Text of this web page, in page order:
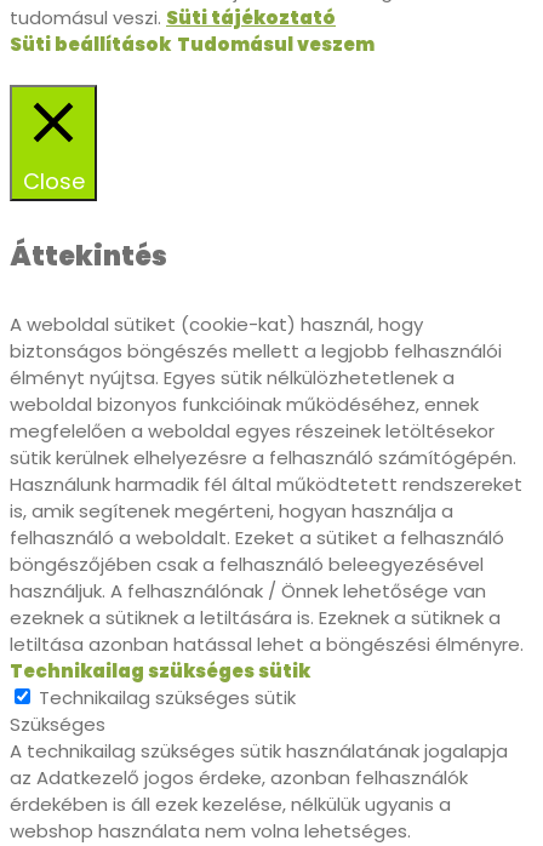
tudomásul veszi. Süti tájékoztató
Süti beállítások Tudomásul veszem
Close
Áttekintés
A weboldal sütiket (cookie-kat) használ, hogy
biztonságos böngészés mellett a legjobb felhasználói
élményt nyújtsa. Egyes sütik nélkülözhetetlenek a
weboldal bizonyos funkcióinak működéséhez, ennek
megfelelően a weboldal egyes részeinek letöltésekor
sütik kerülnek elhelyezésre a felhasználó számítógépén.
Használunk harmadik fél által működtetett rendszereket
is, amik segítenek megérteni, hogyan használja a
felhasználó a weboldalt. Ezeket a sütiket a felhasználó
böngészőjében csak a felhasználó beleegyezésével
használjuk. A felhasználónak / Önnek lehetősége van
ezeknek a sütiknek a letiltására is. Ezeknek a sütiknek a
letiltása azonban hatással lehet a böngészési élményre.
Technikailag szükséges sütik
Technikailag szükséges sütik
Szükséges
A technikailag szükséges sütik használatának jogalapja
az Adatkezelő jogos érdeke, azonban felhasználók
érdekében is áll ezek kezelése, nélkülük ugyanis a
webshop használata nem volna lehetséges.